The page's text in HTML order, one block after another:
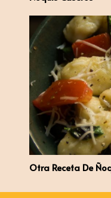
Otra Receta De